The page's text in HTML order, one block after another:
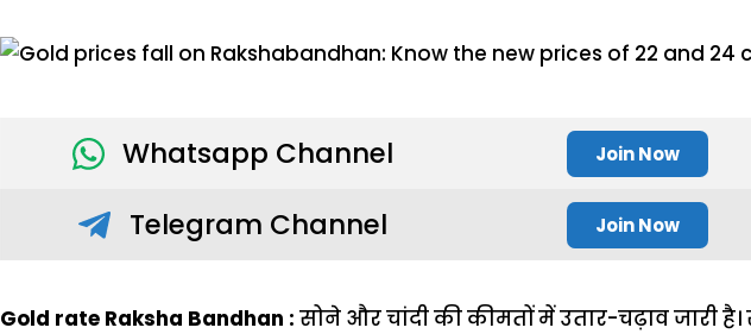
Whatsapp Channel Join Now
Telegram Channel Join Now
Gold rate Raksha Bandhan : सोने और चांदी की कीमतों में उतार-चढ़ाव जारी